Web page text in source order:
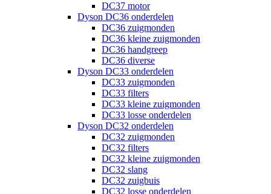
DC37 motor
Dyson DC36 onderdelen
DC36 zuigmonden
DC36 kleine zuigmonden
DC36 handgreep
DC36 diverse
Dyson DC33 onderdelen
DC33 zuigmonden
DC33 filters
DC33 kleine zuigmonden
DC33 losse onderdelen
Dyson DC32 onderdelen
DC32 zuigmonden
DC32 filters
DC32 kleine zuigmonden
DC32 slang
DC32 zuigbuis
DC32 losse onderdelen